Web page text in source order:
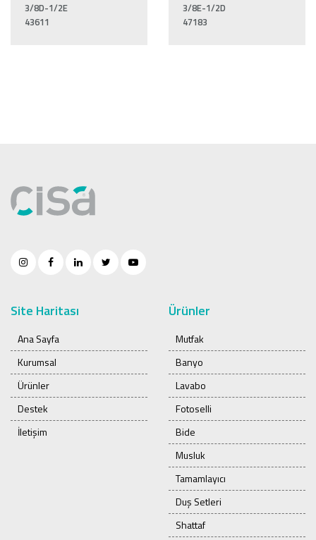
3/8D-1/2E
43611
3/8E-1/2D
47183
Site Haritası
Ana Sayfa
Kurumsal
Ürünler
Destek
İletişim
Ürünler
Mutfak
Banyo
Lavabo
Fotoselli
Bide
Musluk
Tamamlayıcı
Duş Setleri
Shattaf